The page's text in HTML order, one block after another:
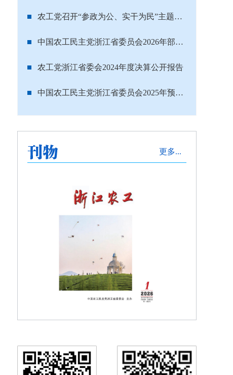
农工党召开“参政为公、实干为民”主题教育动员部署会 浙江设分会场
中国农工民主党浙江省委员会2026年部门预算
农工党浙江省委会2024年度决算公开报告
中国农工民主党浙江省委员会2025年预算公开
更多...